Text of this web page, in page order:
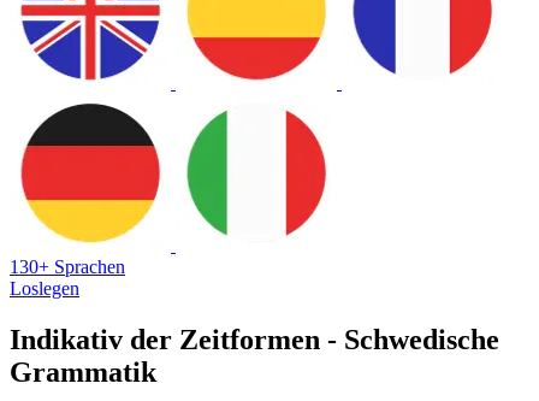
130+ Sprachen
Loslegen
Indikativ der Zeitformen - Schwedische
Grammatik